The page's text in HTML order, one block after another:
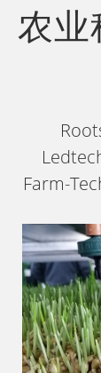
农业
Farm-